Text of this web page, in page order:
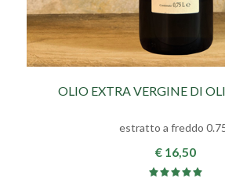
OLIO EXTRA VERGINE DI
estratto a freddo
€ 16,50